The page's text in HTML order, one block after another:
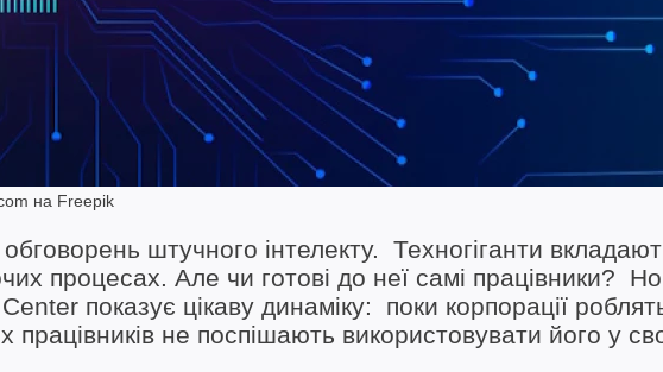
на Freepik
обговорень штучного інтелекту. Техногіганти
процесах. Але чи готові до неї самі працівники?
показує цікаву динаміку: поки корпорації
працівників не поспішають використовувати його у